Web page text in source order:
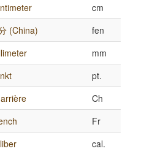
cm
(China)
fen
mm
pt.
Ch
Fr
cal.